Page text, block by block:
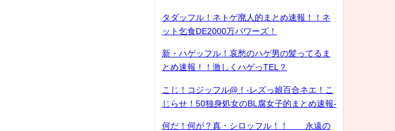
タダッフル！ネトゲ廃人的まとめ速報！！ネ
ット乞食DE2000万パワーズ！
新・ハゲッフル！哀愁のハゲ男の髪ってるま
とめ速報！！激しくハゲっTEL？
こじ！コジッフル@！-レズっ娘百合ネエ！こ
じらせ！50独身処女のBL腐女子的まとめ速報-
何だ！何が？真・シロッフル！！ 永遠の